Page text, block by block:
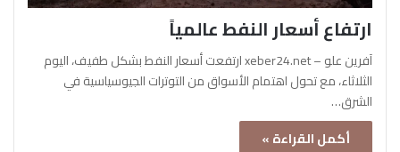
ارتفاع أسعار النفط عالمياً
آفرين علو – xeber24.net ارتفعت أسعار النفط بشكل طفيف، اليوم
الثلاثاء، مع تحول اهتمام الأسواق من التوترات الجيوسياسية في
الشرق…
أكمل القراءة »